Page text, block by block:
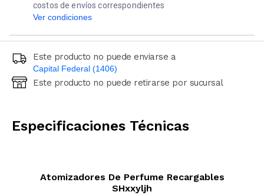
costos de envíos correspondientes
Ver condiciones
Este producto no puede enviarse a
Capital Federal (1406)
Ingresá código postal (sólo números)
Este producto no puede retirarse por sucursal
Especificaciones Técnicas
Atomizadores De Perfume Recargables
SHxxyljh